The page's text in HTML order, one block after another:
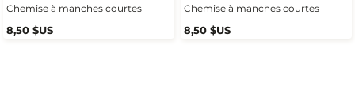
Chemise à manches courtes
8,50 $US
Chemise à manches courtes
8,50 $US